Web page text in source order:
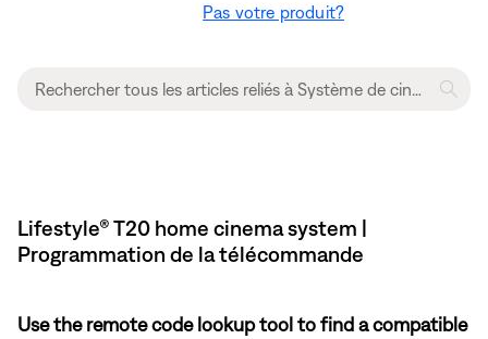
Pas votre produit?
Lifestyle® T20 home cinema system |
Programmation de la télécommande
Use the remote code lookup tool to find a compatible